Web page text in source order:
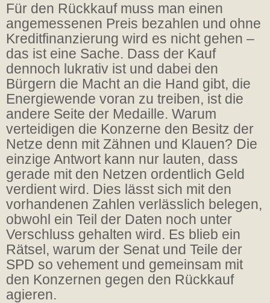
Für den Rückkauf muss man einen
angemessenen Preis bezahlen und ohne
Kreditfinanzierung wird es nicht gehen –
das ist eine Sache. Dass der Kauf
dennoch lukrativ ist und dabei den
Bürgern die Macht an die Hand gibt, die
Energiewende voran zu treiben, ist die
andere Seite der Medaille. Warum
verteidigen die Konzerne den Besitz der
Netze denn mit Zähnen und Klauen? Die
einzige Antwort kann nur lauten, dass
gerade mit den Netzen ordentlich Geld
verdient wird. Dies lässt sich mit den
vorhandenen Zahlen verlässlich belegen,
obwohl ein Teil der Daten noch unter
Verschluss gehalten wird. Es blieb ein
Rätsel, warum der Senat und Teile der
SPD so vehement und gemeinsam mit
den Konzernen gegen den Rückkauf
agieren.